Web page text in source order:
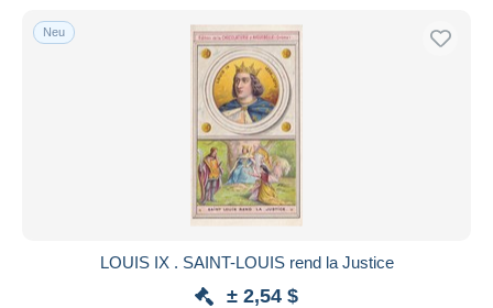
Übernehmen
Neu
LOUIS IX . SAINT-LOUIS rend la Justice
± 2,54 $